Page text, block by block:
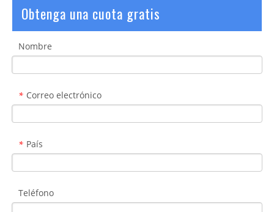
Obtenga una cuota gratis
Nombre
* Correo electrónico
* País
Teléfono